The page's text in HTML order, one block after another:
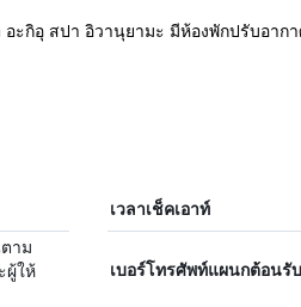
กิอุ สปา อิวานุยามะ มีห้องพักปรับอาก
เวลาเช็คเอาท์
าม
ผู้ให้
เบอร์โทรศัพท์แผนกต้อนรับ